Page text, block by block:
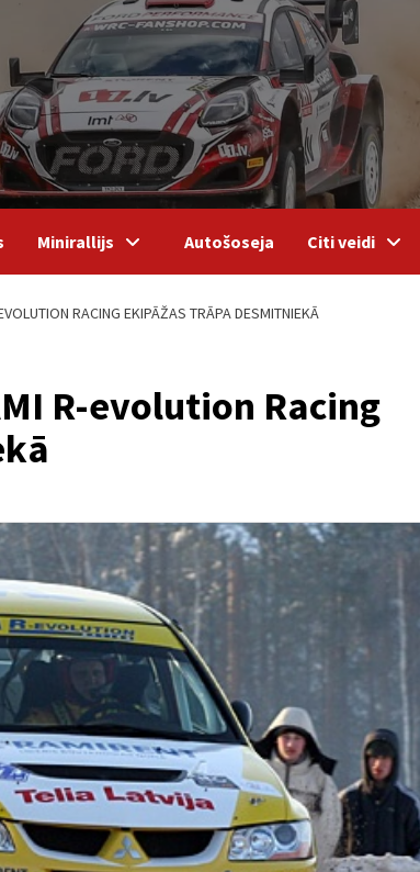
Minirallijs Autošoseja Citi veidi
RACING EKIPĀŽAS TRĀPA DESMITNIEKĀ
R-evolution Racing